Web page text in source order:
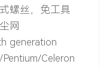
螺丝，免工具
网
generation
Celeron